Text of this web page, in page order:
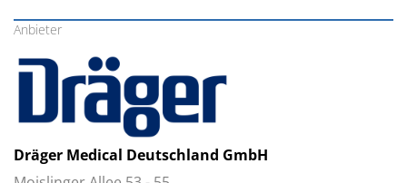
Anbieter
Dräger Medical Deutschland GmbH